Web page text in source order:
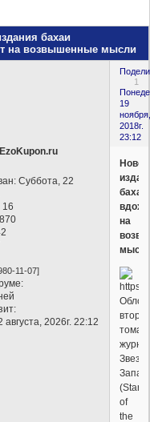
бахаи
на возвышенные мысли
1
19
ноября,
2018г.
23:12
: Суббота, 22
16
11-07]
августа, 2026г. 22:12
бахаи
на
тома
(Star
of
the